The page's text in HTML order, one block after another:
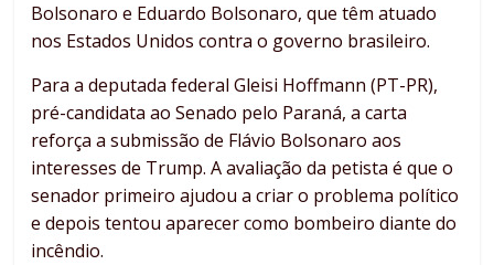
Bolsonaro e Eduardo Bolsonaro, que têm atuado
nos Estados Unidos contra o governo brasileiro.
Para a deputada federal Gleisi Hoffmann (PT-PR),
pré-candidata ao Senado pelo Paraná, a carta
reforça a submissão de Flávio Bolsonaro aos
interesses de Trump. A avaliação da petista é que o
senador primeiro ajudou a criar o problema político
e depois tentou aparecer como bombeiro diante do
incêndio.